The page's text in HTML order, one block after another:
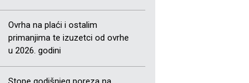
Ovrha na plaći i ostalim
primanjima te izuzetci od ovrhe
u 2026. godini